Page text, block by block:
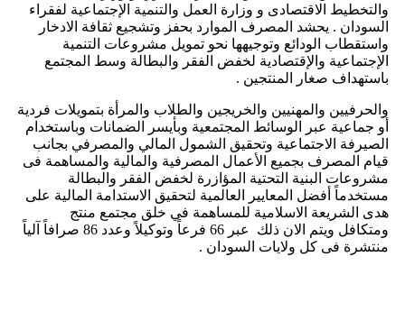
والتخطيط الاقتصادى و وزارة العمل والتنمية الإجتماعية لفقراء
السودان . يحشد المصرف الموارد بحفز وتشجيع ثقافة الادخار
واستقطاب الودائع وتوجيهها نحو تمويل مشروعات التنمية
الإجتماعية والإقتصادية لخفض الفقر والبطالة وسط المجتمع
باستهداف صغار المنتجين .
والحرفيين والمهنيين والخريجين والطلاب والمرأة بتمويلات فردية
أو جماعية عبر الوسائط المجتمعية وبأيسر الضمانات وباستخدام
الصيرفة الاجتماعية وتحقيق الشمول المالي والمصرفي بجانب
قيام المصرف بجميع الأعمال المصرفية والمالية والمساهمة فى
مشروعات البنية التحتية المؤازرة لخفض الفقر والبطالة
مستخدماً أفضل المعايير العالمية لتحقيق الاستدامة المالية على
هدى الشريعة الاسلامية للمساهمة في خلق مجتمع منتج
ومتكافل ويتم الان ذلك عبر 66 فرعاً وتوكيلاً وعدد 86 صرافاً آلياً
منتشرة فى كل ولايات السودان .